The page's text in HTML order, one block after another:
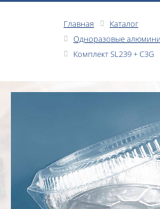
Главная
Каталог
Одноразовые
Комплект SL239 + C3G